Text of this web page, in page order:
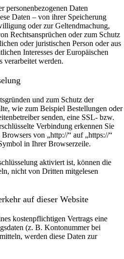
personenbezogenen Daten
Daten – von ihrer Speicherung
oder zur Geltendmachung,
Rechtsansprüchen oder zum Schutz
oder juristischen Person oder aus
Interesses der Europäischen
verarbeitet werden.
und zum Schutz der
wie zum Beispiel Bestellungen oder
senden, eine SSL- bzw.
Verbindung erkennen Sie
von „http://“ auf „https://“
in Ihrer Browserzeile.
aktiviert ist, können die
nicht von Dritten mitgelesen
auf dieser Website
kostenpflichtigen Vertrags eine
(z. B. Kontonummer bei
werden diese Daten zur